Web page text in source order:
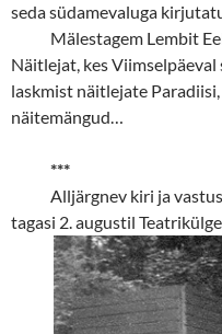
seda südamevaluga
Mälestagem Lembit
Näitlejat, kes Viimselpäeval
laskmist näitlejate
näitemängud…
***
Alljärgnev kiri ja
tagasi 2. augustil